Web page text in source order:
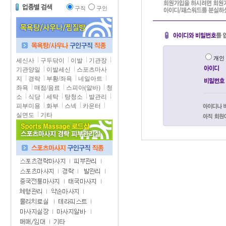
구직 구인
세신사 구두닦이 이발
기관장
기관양일
이발세신
스포츠마사
지
경락 부황/좌욕
네일아트
좌욕
매점/음료 스피아(알바)
청
소
식당 세탁 탕청소
발관리
피부미용
화부 스넥
카운터
실면도
기타
개